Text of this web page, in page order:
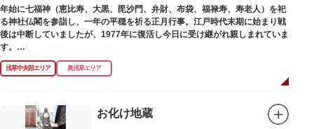
年始に七福神（恵比寿、大黒、毘沙門、弁財、布袋、福禄寿、寿老人）を祀
る神社仏閣を参詣し、一年の平穏を祈る正月行事。江戸時代末期に始まり戦
後は中断していましたが、1977年に復活し今日に受け継がれ親しまれていま
す。
浅草名所七福神の特徴は福禄寿、寿老人が2社ずつあり、巡る社寺が9ヶ所あ
るところ。九は数の究み、鳩と言う字にも使われていて、鳩は「集まる」と
絵馬をつけ、色紙・福絵に御朱印をいただきながら巡拝しましょう。
浅草中央部エリア 奥浅草エリア
お化け地蔵